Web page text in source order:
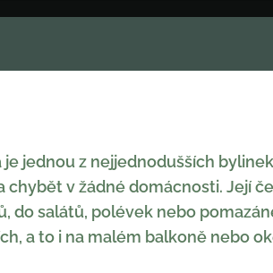
je jednou z nejjednodušších
chybět v žádné domácnosti. Její
do salátů, polévek nebo
a to i na malém balkoně nebo